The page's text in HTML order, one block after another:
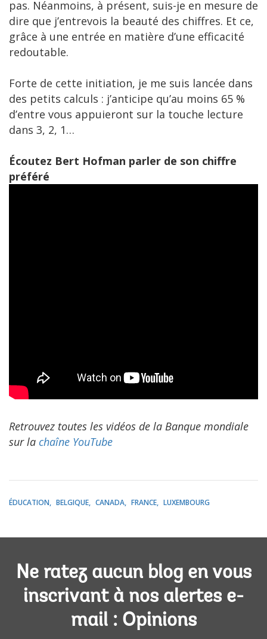
pas. Néanmoins, à présent, suis-je en mesure de
dire que j’entrevois la beauté des chiffres. Et ce,
grâce à une entrée en matière d’une efficacité
redoutable.
Forte de cette initiation, je me suis lancée dans
des petits calculs : j’anticipe qu’au moins 65 %
d’entre vous appuieront sur la touche lecture
dans 3, 2, 1…
Écoutez Bert Hofman parler de son chiffre
préféré
Retrouvez toutes les vidéos de la Banque mondiale
sur la chaîne YouTube
ÉDUCATION BELGIQUE CANADA FRANCE LUXEMBOURG
Ne ratez aucun blog en vous
inscrivant à nos alertes e-
mail : Opinions